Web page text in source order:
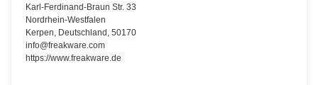
Karl-Ferdinand-Braun Str. 33
Nordrhein-Westfalen
Kerpen, Deutschland, 50170
info@freakware.com
https://www.freakware.de